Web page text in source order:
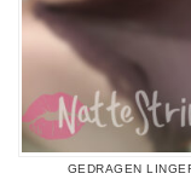
GEDRAGEN